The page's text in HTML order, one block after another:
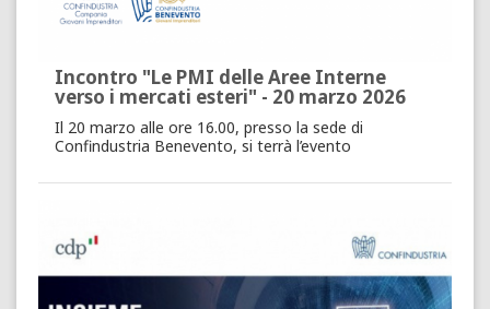
Incontro "Le PMI delle Aree Interne
verso i mercati esteri" - 20 marzo 2026
Il 20 marzo alle ore 16.00, presso la sede di
Confindustria Benevento, si terrà l’evento